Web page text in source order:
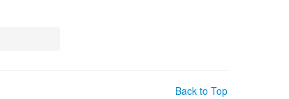
Back to Top